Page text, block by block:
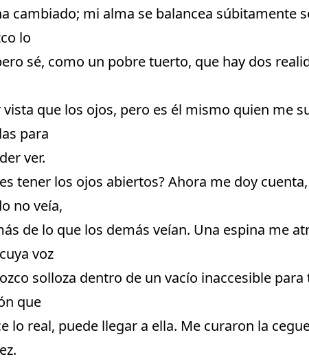
cambiado; mi alma se balancea súbitamente
lo
sé, como un pobre tuerto, que hay dos
que los ojos, pero es él mismo quien me
para
ver.
tener los ojos abiertos? Ahora me doy
no veía,
de lo que los demás veían. Una espina me
voz
solloza dentro de un vacío inaccesible
que
lo real, puede llegar a ella. Me curaron la